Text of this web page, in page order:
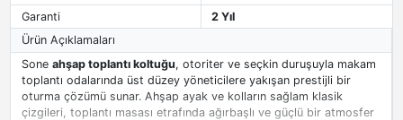
Garanti
2 Yıl
Ürün Açıklamaları
Sone ahşap toplantı koltuğu, otoriter ve seçkin duruşuyla makam
toplantı odalarında üst düzey yöneticilere yakışan prestijli bir
oturma çözümü sunar. Ahşap ayak ve kolların sağlam klasik
çizgileri, toplantı masası etrafında ağırbaşlı ve güçlü bir atmosfer